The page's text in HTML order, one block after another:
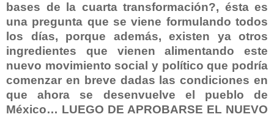
bases de la cuarta transformación?, ésta es
una pregunta que se viene formulando todos
los días, porque además, existen ya otros
ingredientes que vienen alimentando este
nuevo movimiento social y político que podría
comenzar en breve dadas las condiciones en
que ahora se desenvuelve el pueblo de
México… LUEGO DE APROBARSE EL NUEVO